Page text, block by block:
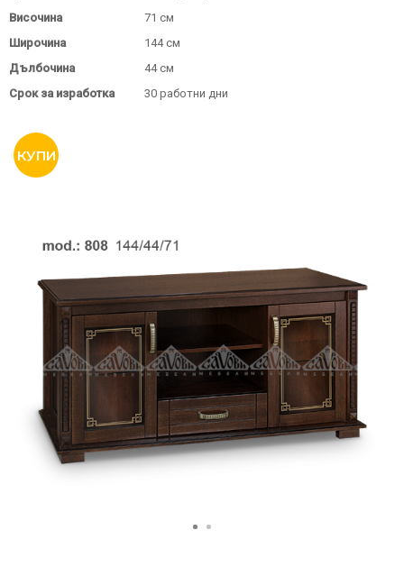
Височина
71 см
Широчина
144 см
Дълбочина
44 см
Срок за изработка
30 работни дни